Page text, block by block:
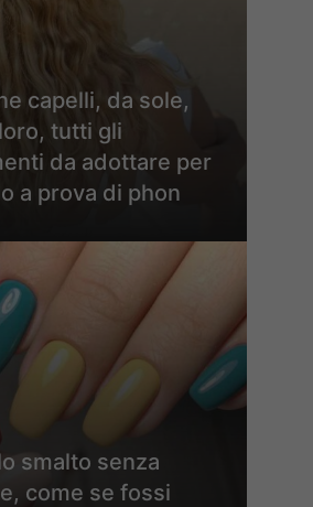
capelli, da sole,
tutti gli
da adottare per
a prova di phon
smalto senza
come se fossi